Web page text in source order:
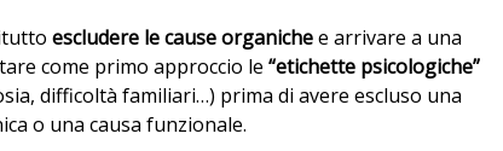
escludere le cause organichee arrivare a una
come primo approccio le “etichette psicologiche”
difficoltà familiari…) prima di avere escluso una
o una causa funzionale.